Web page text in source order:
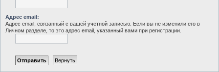
Адрес email:
Адрес email, связанный с вашей учётной записью. Если вы не изменили его в
Личном разделе, то это адрес email, указанный вами при регистрации.